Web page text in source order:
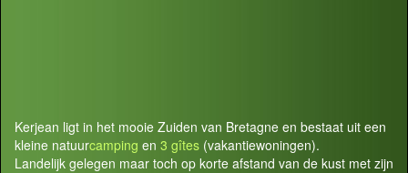
Kerjean ligt in het mooie Zuiden van Bretagne en bestaat uit een
kleine natuurcamping en 3 gîtes (vakantiewoningen).
Landelijk gelegen maar toch op korte afstand van de kust met zijn